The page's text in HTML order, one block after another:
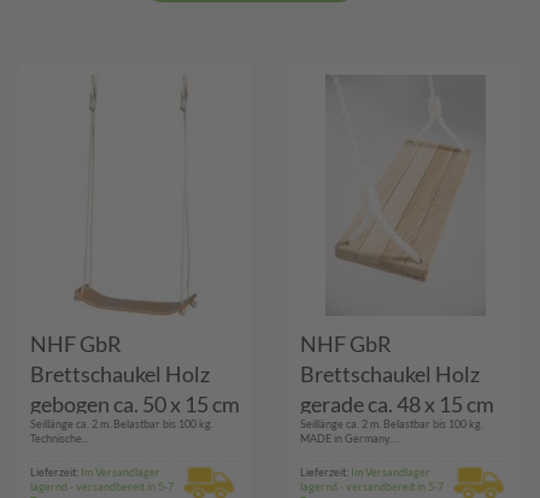
NHF GbR
Brettschaukel Holz
gebogen ca. 50 x 15 cm
Seillänge ca. 2 m. Belastbar bis 100 kg.
Technische...
Lieferzeit: Im Versandlager
lagernd - versandbereit in 5-7
NHF GbR
Brettschaukel Holz
gerade ca. 48 x 15 cm
Seillänge ca. 2 m. Belastbar bis 100 kg.
MADE in Germany....
Lieferzeit: Im Versandlager
lagernd - versandbereit in 5-7